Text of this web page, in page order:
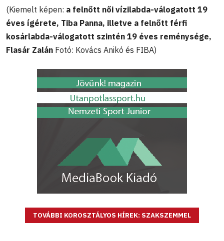
(Kiemelt képen: a felnőtt női vízilabda-válogatott 19
éves ígérete, Tiba Panna, illetve a felnőtt férfi
kosárlabda-válogatott szintén 19 éves reménysége,
Flasár Zalán Fotó: Kovács Anikó és FIBA)
TOVÁBBI KOROSZTÁLYOS HÍREK: SZAKSZEMMEL